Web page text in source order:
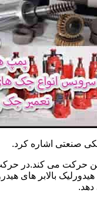
صنعتی اشاره کرد.
می کند.در حرکت
بالابر های
دهد.